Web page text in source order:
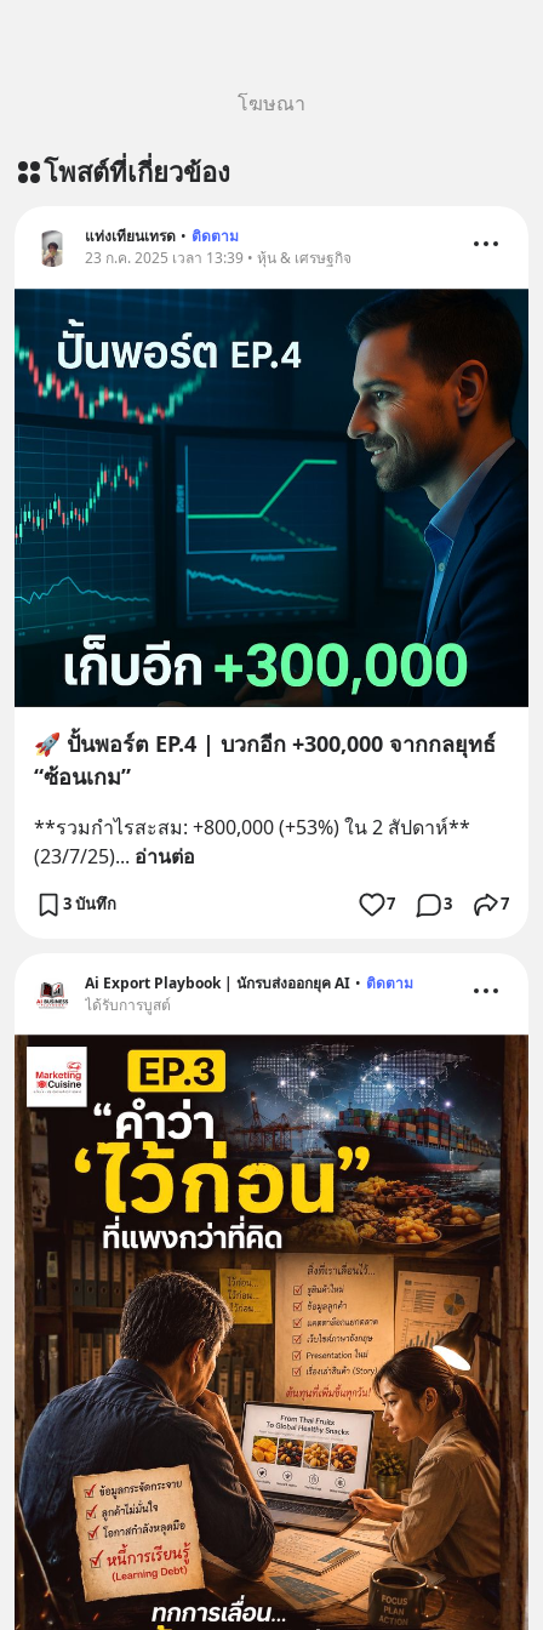
โฆษณา
โพสต์ที่เกี่ยวข้อง
แท่งเทียนเทรด • ติดตาม
23 ก.ค. 2025 เวลา 13:39 • หุ้น & เศรษฐกิจ
🚀 ปั้นพอร์ต EP.4 | บวกอีก +300,000 จากกลยุทธ์
“ซ้อนเกม”
**รวมกำไรสะสม: +800,000 (+53%) ใน 2 สัปดาห์**
(23/7/25)... อ่านต่อ
3 บันทึก 7 3 7
Ai Export Playbook | นักรบส่งออกยุค AI • ติดตาม
ได้รับการบูสต์